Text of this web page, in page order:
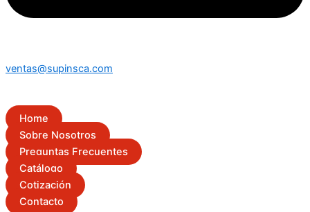
ventas@supinsca.com
Home
Sobre Nosotros
Preguntas Frecuentes
Catálogo
Cotización
Contacto